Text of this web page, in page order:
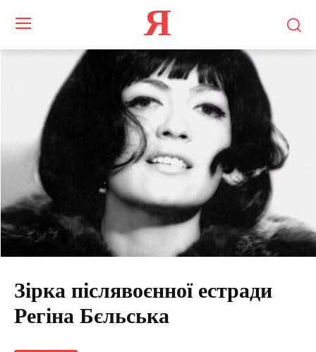
Я
Зірка післявоєнної естради
Регіна Бєльська